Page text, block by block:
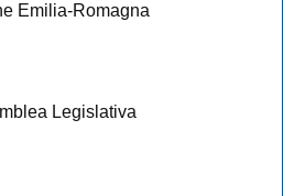
Emilia-Romagna
Legislativa